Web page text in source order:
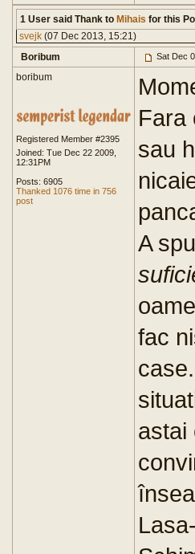
1 User said Thank to Mihais for this
svejk (07 Dec 2013, 15:21)
Boribum
Sat Dec
boribum
Registered Member #2395
Joined: Tue Dec 22 2009,
12:31PM
Posts: 6905
Thanked 1076 time in 756
post
Fara
sau
A
fac
astai